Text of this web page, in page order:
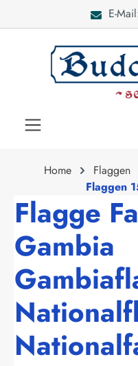
E-
Home Flaggen
Flaggen
Flagge
Gambia